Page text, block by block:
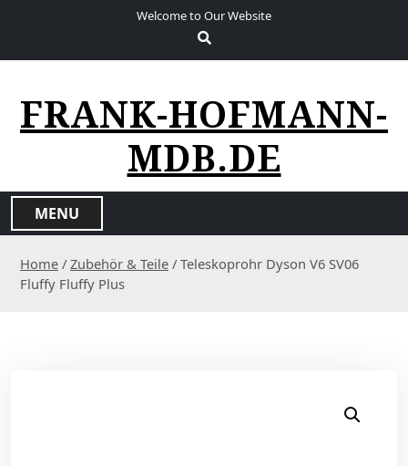
Welcome to Our Website
FRANK-HOFMANN-
MDB.DE
MENU
Home / Zubehör & Teile / Teleskoprohr Dyson V6 SV06
Fluffy Fluffy Plus